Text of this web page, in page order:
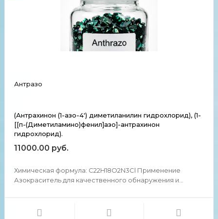
Антразо
(Антрахинон (1-азо-4') диметиланилин гидрохлорид), (1-
[[п-(Диметиламино)фенил]азо]-антрахинон
гидрохлорид).
11000.00 руб.
Химическая формула: C22H18O2N3Cl Применение
Азокраситель для качественного обнаружения и
физические свойства Почти черный кристаллический